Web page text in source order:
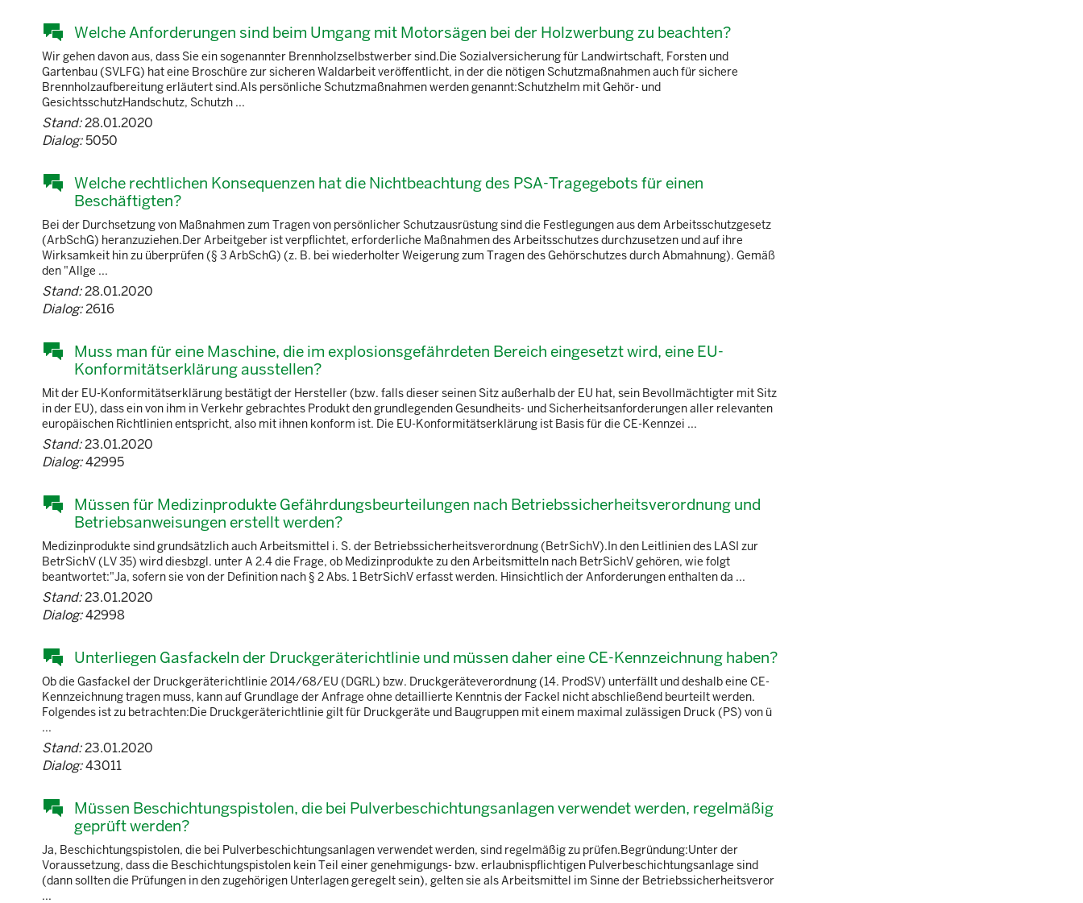
Welche Anforderungen sind beim Umgang mit Motorsägen bei der Holzwerbung zu beachten?
Wir gehen davon aus, dass Sie ein sogenannter Brennholzselbstwerber sind.Die Sozialversicherung für Landwirtschaft, Forsten und
Gartenbau (SVLFG) hat eine Broschüre zur sicheren Waldarbeit veröffentlicht, in der die nötigen Schutzmaßnahmen auch für sichere
Brennholzaufbereitung erläutert sind.Als persönliche Schutzmaßnahmen werden genannt:Schutzhelm mit Gehör- und
GesichtsschutzHandschutz, Schutzh ...
Stand:28.01.2020
Dialog:5050
Welche rechtlichen Konsequenzen hat die Nichtbeachtung des PSA-Tragegebots für einen
Beschäftigten?
Bei der Durchsetzung von Maßnahmen zum Tragen von persönlicher Schutzausrüstung sind die Festlegungen aus dem Arbeitsschutzgesetz
(ArbSchG) heranzuziehen.Der Arbeitgeber ist verpflichtet, erforderliche Maßnahmen des Arbeitsschutzes durchzusetzen und auf ihre
Wirksamkeit hin zu überprüfen (§ 3 ArbSchG) (z. B. bei wiederholter Weigerung zum Tragen des Gehörschutzes durch Abmahnung). Gemäß
den "Allge ...
Stand:28.01.2020
Dialog:2616
Muss man für eine Maschine, die im explosionsgefährdeten Bereich eingesetzt wird, eine EU-
Konformitätserklärung ausstellen?
Mit der EU-Konformitätserklärung bestätigt der Hersteller (bzw. falls dieser seinen Sitz außerhalb der EU hat, sein Bevollmächtigter mit Sitz
in der EU), dass ein von ihm in Verkehr gebrachtes Produkt den grundlegenden Gesundheits- und Sicherheitsanforderungen aller relevanten
europäischen Richtlinien entspricht, also mit ihnen konform ist. Die EU-Konformitätserklärung ist Basis für die CE-Kennzei ...
Stand:23.01.2020
Dialog:42995
Müssen für Medizinprodukte Gefährdungsbeurteilungen nach Betriebssicherheitsverordnung und
Betriebsanweisungen erstellt werden?
Medizinprodukte sind grundsätzlich auch Arbeitsmittel i. S. der Betriebssicherheitsverordnung (BetrSichV).In den Leitlinien des LASI zur
BetrSichV (LV 35) wird diesbzgl. unter A 2.4 die Frage, ob Medizinprodukte zu den Arbeitsmitteln nach BetrSichV gehören, wie folgt
beantwortet:"Ja, sofern sie von der Definition nach § 2 Abs. 1 BetrSichV erfasst werden. Hinsichtlich der Anforderungen enthalten da ...
Stand:23.01.2020
Dialog:42998
Unterliegen Gasfackeln der Druckgeräterichtlinie und müssen daher eine CE-Kennzeichnung haben?
Ob die Gasfackel der Druckgeräterichtlinie 2014/68/EU (DGRL) bzw. Druckgeräteverordnung (14. ProdSV) unterfällt und deshalb eine CE-
Kennzeichnung tragen muss, kann auf Grundlage der Anfrage ohne detaillierte Kenntnis der Fackel nicht abschließend beurteilt werden.
Folgendes ist zu betrachten:Die Druckgeräterichtlinie gilt für Druckgeräte und Baugruppen mit einem maximal zulässigen Druck (PS) von ü
...
Stand:23.01.2020
Dialog:43011
Müssen Beschichtungspistolen, die bei Pulverbeschichtungsanlagen verwendet werden, regelmäßig
geprüft werden?
Ja, Beschichtungspistolen, die bei Pulverbeschichtungsanlagen verwendet werden, sind regelmäßig zu prüfen.Begründung:Unter der
Voraussetzung, dass die Beschichtungspistolen kein Teil einer genehmigungs- bzw. erlaubnispflichtigen Pulverbeschichtungsanlage sind
(dann sollten die Prüfungen in den zugehörigen Unterlagen geregelt sein), gelten sie als Arbeitsmittel im Sinne der Betriebssicherheitsveror
...